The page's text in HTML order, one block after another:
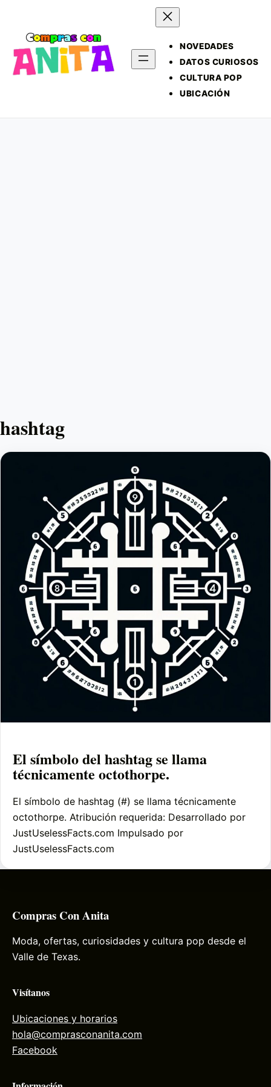
NOVEDADES
DATOS CURIOSOS
CULTURA POP
UBICACIÓN
hashtag
El símbolo del hashtag se llama
técnicamente octothorpe.
El símbolo de hashtag (#) se llama técnicamente
octothorpe. Atribución requerida: Desarrollado por
JustUselessFacts.com Impulsado por
JustUselessFacts.com
Compras Con Anita
Moda, ofertas, curiosidades y cultura pop desde el
Valle de Texas.
Visítanos
Ubicaciones y horarios
hola@comprasconanita.com
Facebook